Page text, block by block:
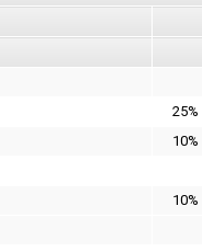
25%
10%
10%